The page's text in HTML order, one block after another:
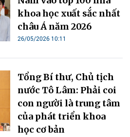
khoa học xuất sắc nhất
châu Á năm 2026
26/05/2026 10:11
Tổng Bí thư, Chủ tịch
nước Tô Lâm: Phải coi
con người là trung tâm
của phát triển khoa
học cơ bản